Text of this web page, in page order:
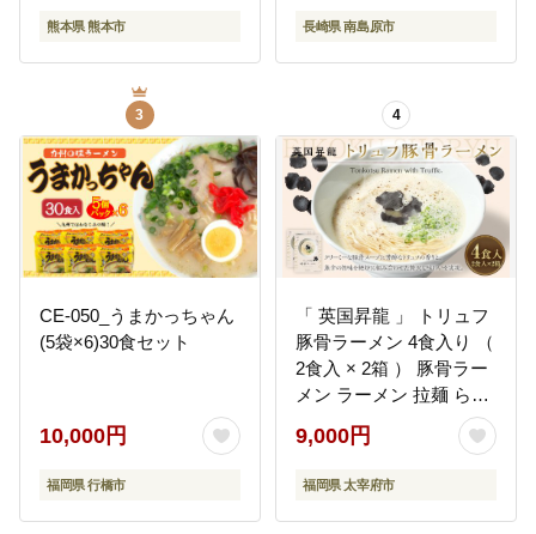
ラーメン 熊本ラーメン
旬～8月下旬発送予定】
熊本県 熊本市 長崎県 南島原市
3
CE-050_うまかっちゃん
(5袋×6)30食セット
10,000円
福岡県 行橋市
4
「 英国昇龍 」 トリュフ
豚骨ラーメン 4食入り （
2食入 × 2箱 ） 豚骨ラー
メン ラーメン 拉麺 らー
めん 豚骨 とんこつ トリ
ュフ 豚骨スープ スープ
麺類 麺 贈り物 ギフト
9,000円
福岡県 太宰府市